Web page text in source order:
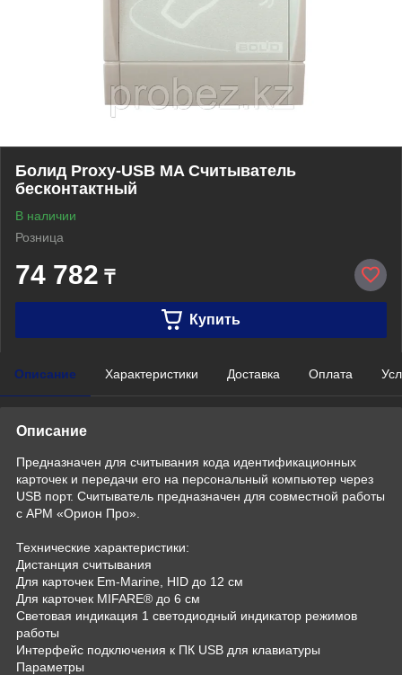
Болид Proxy-USB MA Считыватель
бесконтактный
В наличии
Розница
74 782 ₸
Купить
Описание Характеристики Доставка Оплата
Описание
Предназначен для считывания кода идентификационных
карточек и передачи его на персональный компьютер через
USB порт. Считыватель предназначен для совместной работы
с АРМ «Орион Про».
Технические характеристики:
Дистанция считывания
Для карточек Em-Marine, HID до 12 см
Для карточек MIFARE® до 6 см
Световая индикация 1 светодиодный индикатор режимов
работы
Интерфейс подключения к ПК USB для клавиатуры
Параметры